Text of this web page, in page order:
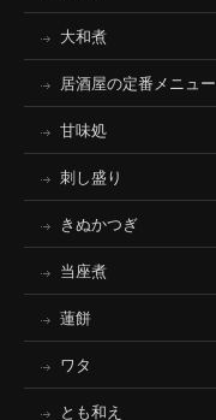
大和煮
居酒屋の定番メニュー
甘味処
刺し盛り
きぬかつぎ
当座煮
蓮餅
ワタ
とも和え